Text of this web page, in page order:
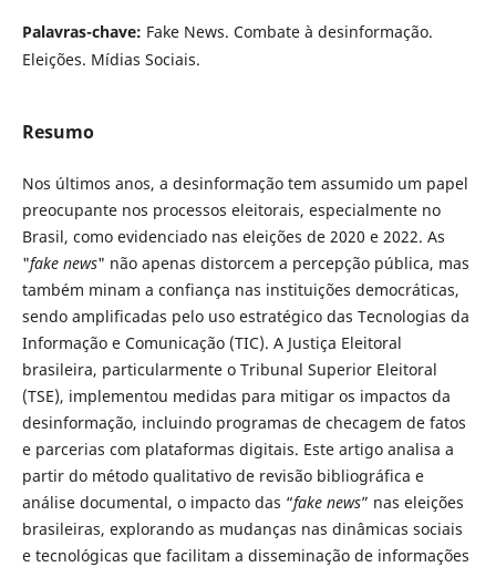
Palavras-chave: Fake News. Combate à desinformação.
Eleições. Mídias Sociais.
Resumo
Nos últimos anos, a desinformação tem assumido um papel
preocupante nos processos eleitorais, especialmente no
Brasil, como evidenciado nas eleições de 2020 e 2022. As
"fake news" não apenas distorcem a percepção pública, mas
também minam a confiança nas instituições democráticas,
sendo amplificadas pelo uso estratégico das Tecnologias da
Informação e Comunicação (TIC). A Justiça Eleitoral
brasileira, particularmente o Tribunal Superior Eleitoral
(TSE), implementou medidas para mitigar os impactos da
desinformação, incluindo programas de checagem de fatos
e parcerias com plataformas digitais. Este artigo analisa a
partir do método qualitativo de revisão bibliográfica e
análise documental, o impacto das “fake news” nas eleições
brasileiras, explorando as mudanças nas dinâmicas sociais
e tecnológicas que facilitam a disseminação de informações